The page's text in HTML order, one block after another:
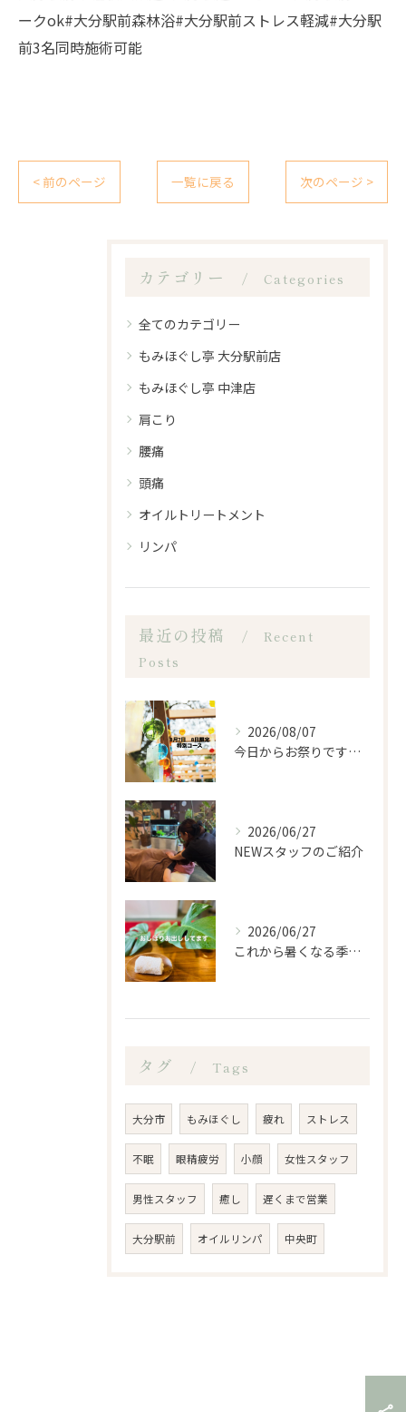
ークok#大分駅前森林浴#大分駅前ストレス軽減#大分駅
前3名同時施術可能
< 前のページ 一覧に戻る 次のページ >
カテゴリー Categories
全てのカテゴリー
もみほぐし亭 大分駅前店
もみほぐし亭 中津店
肩こり
腰痛
頭痛
オイルトリートメント
リンパ
最近の投稿
Recent
Posts
2026/08/07
今日からお祭りですね！
2026/06/27
NEWスタッフのご紹介
2026/06/27
これから暑くなる季節になるので、もみほぐし亭ではご来店のお客...
タグ Tags
大分市 もみほぐし 疲れ ストレス
不眠 眼精疲労 小顔 女性スタッフ
男性スタッフ 癒し 遅くまで営業
大分駅前 オイルリンパ 中央町